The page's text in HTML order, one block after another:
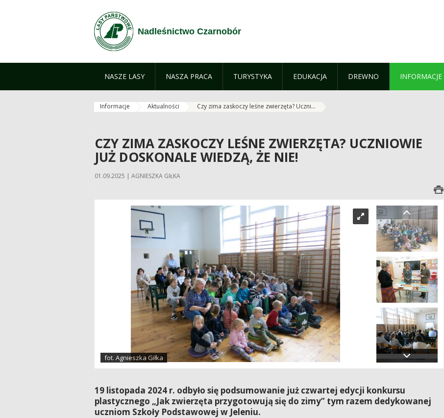
Nadleśnictwo Czarnobór
NASZE LASY NASZA PRACA TURYSTYKA EDUKACJA DREWNO INFORMACJE
Informacje Aktualności Czy zima zaskoczy leśne zwierzęta? Uczni...
CZY ZIMA ZASKOCZY LEŚNE ZWIERZĘTA? UCZNIOWIE
JUŻ DOSKONALE WIEDZĄ, ŻE NIE!
01.09.2025 | AGNIESZKA GIŁKA
fot. Agnieszka Giłka
19 listopada 2024 r. odbyło się podsumowanie już czwartej edycji konkursu
plastycznego „Jak zwierzęta przygotowują się do zimy” tym razem dedykowanej
uczniom Szkoły Podstawowej w Jeleniu.